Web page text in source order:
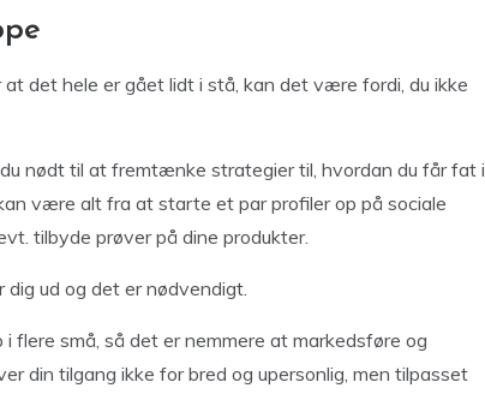
det hele er gået lidt i stå, kan det være fordi, du ikke
nødt til at fremtænke strategier til, hvordan du får fat i
være alt fra at starte et par profiler op på sociale
tilbyde prøver på dine produkter.
ud og det er nødvendigt.
flere små, så det er nemmere at markedsføre og
din tilgang ikke for bred og upersonlig, men tilpasset